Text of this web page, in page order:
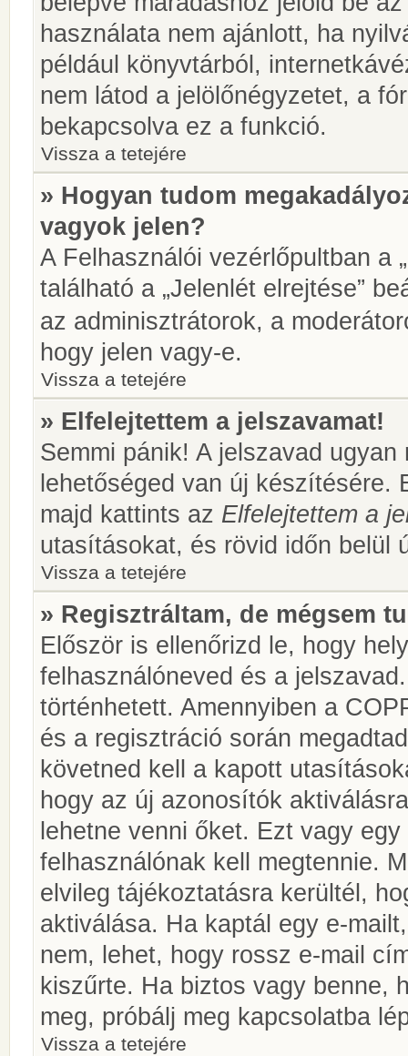
használata nem ajánlott, ha
például könyvtárból,
nem látod a jelölőnégyzetet, a
bekapcsolva ez a funkció.
Vissza a tetejére
» Hogyan tudom
vagyok jelen?
A Felhasználói vezérlőpultban a
található a „Jelenlét elrejtése”
az adminisztrátorok, a
hogy jelen vagy-e.
Vissza a tetejére
» Elfelejtettem a jelszavamat!
Semmi pánik! A jelszavad
lehetőséged van új készítésére.
majd kattints az Elfelejtettem a
utasításokat, és rövid időn belül
Vissza a tetejére
» Regisztráltam, de mégsem
Először is ellenőrizd le, hogy
felhasználóneved és a
történhetett. Amennyiben a
és a regisztráció során
követned kell a kapott
hogy az új azonosítók
lehetne venni őket. Ezt vagy
felhasználónak kell megtennie.
elvileg tájékoztatásra kerültél,
aktiválása. Ha kaptál egy e-
nem, lehet, hogy rossz e-mail
kiszűrte. Ha biztos vagy benne,
meg, próbálj meg kapcsolatba
Vissza a tetejére